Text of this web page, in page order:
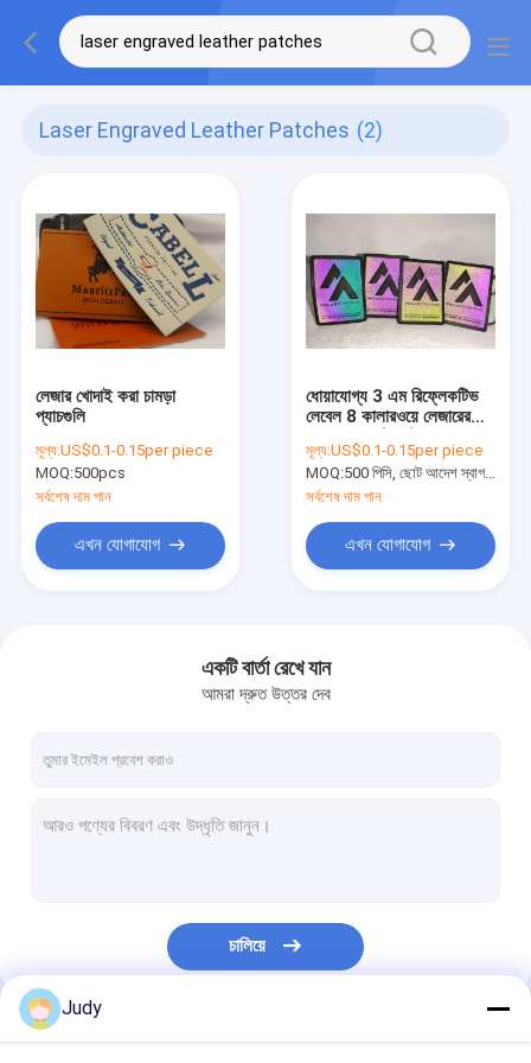
Laser Engraved Leather Patches (2)
লেজার খোদাই করা চামড়া
প্যাচগুলি
মূল্য:US$0.1-0.15per piece
MOQ:500pcs
সর্বশেষ দাম পান
এখন যোগাযোগ
ধোয়াযোগ্য 3 এম রিফ্লেকটিভ
লেবেল 8 কালারওয়ে লেজারের
মূল্য:US$0.1-0.15per piece
MOQ:500 পিসি, ছোট আদেশ স্বাগত জানায়
সর্বশেষ দাম পান
এখন যোগাযোগ
একটি বার্তা রেখে যান
আমরা দ্রুত উত্তর দেব
চালিয়ে
আমাদের বিভাগসমূহ
Judy